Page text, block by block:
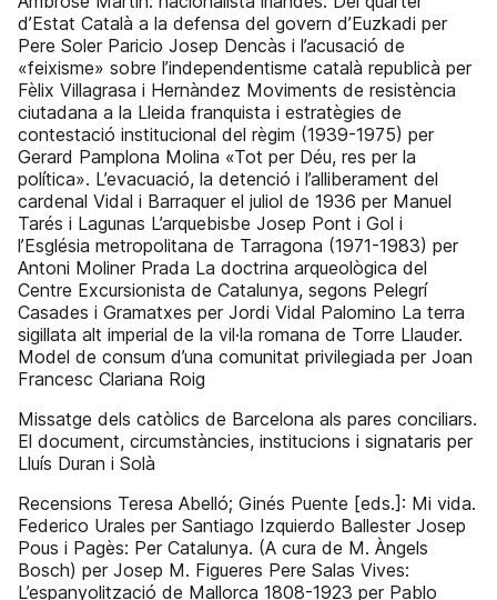
d’Estat Català a la defensa del govern d’Euzkadi per
Pere Soler Paricio Josep Dencàs i l’acusació de
«feixisme» sobre l’independentisme català republicà per
Fèlix Villagrasa i Hernàndez Moviments de resistència
ciutadana a la Lleida franquista i estratègies de
contestació institucional del règim (1939-1975) per
Gerard Pamplona Molina «Tot per Déu, res per la
política». L’evacuació, la detenció i l’alliberament del
cardenal Vidal i Barraquer el juliol de 1936 per Manuel
Tarés i Lagunas L’arquebisbe Josep Pont i Gol i
l’Església metropolitana de Tarragona (1971-1983) per
Antoni Moliner Prada La doctrina arqueològica del
Centre Excursionista de Catalunya, segons Pelegrí
Casades i Gramatxes per Jordi Vidal Palomino La terra
sigillata alt imperial de la vil·la romana de Torre Llauder.
Model de consum d’una comunitat privilegiada per Joan
Francesc Clariana Roig
Missatge dels catòlics de Barcelona als pares conciliars.
El document, circumstàncies, institucions i signataris per
Lluís Duran i Solà
Recensions Teresa Abelló; Ginés Puente [eds.]: Mi vida.
Federico Urales per Santiago Izquierdo Ballester Josep
Pous i Pagès: Per Catalunya. (A cura de M. Àngels
Bosch) per Josep M. Figueres Pere Salas Vives:
L’espanyolització de Mallorca 1808-1923 per Pablo